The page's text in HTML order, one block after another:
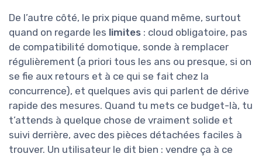
De l’autre côté, le prix pique quand même, surtout
quand on regarde les limites : cloud obligatoire, pas
de compatibilité domotique, sonde à remplacer
régulièrement (a priori tous les ans ou presque, si on
se fie aux retours et à ce qui se fait chez la
concurrence), et quelques avis qui parlent de dérive
rapide des mesures. Quand tu mets ce budget-là, tu
t’attends à quelque chose de vraiment solide et
suivi derrière, avec des pièces détachées faciles à
trouver. Un utilisateur le dit bien : vendre ça à ce